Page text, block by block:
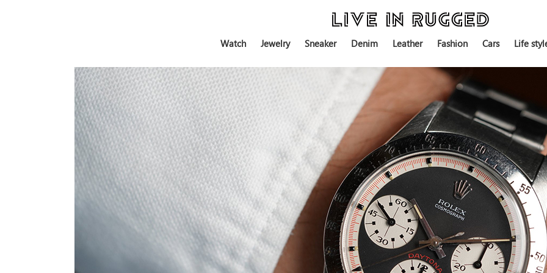
Watch Jewelry Sneaker Denim Leather Fashion Cars Life